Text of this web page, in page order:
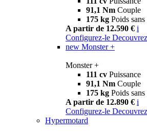
91,1 Nm Couple
175 kg Poids
A partir de 12.590 € i
Configurez-le
new Monster +
Monster +
111 cv Puissance
91,1 Nm Couple
175 kg Poids
A partir de 12.890 € i
Configurez-le
Hypermotard